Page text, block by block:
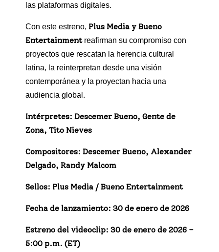
las plataformas digitales.
Con este estreno, Plus Media y Bueno
Entertainmentreafirman su compromiso con
proyectos que rescatan la herencia cultural
latina, la reinterpretan desde una visión
contemporánea y la proyectan hacia una
audiencia global.
Intérpretes: Descemer Bueno, Gente de
Zona, Tito Nieves
Compositores: Descemer Bueno, Alexander
Delgado, Randy Malcom
Sellos: Plus Media / Bueno Entertainment
Fecha de lanzamiento: 30 de enero de 2026
Estreno del videoclip: 30 de enero de 2026 –
5:00 p.m. (ET)